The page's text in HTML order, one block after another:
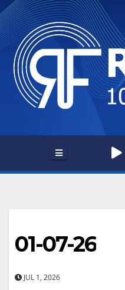
Skip
to
content
01-07-26
JUL 1, 2026